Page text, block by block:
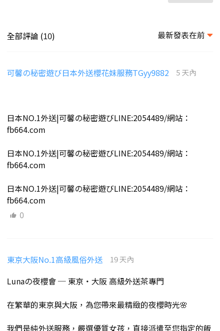
全部評論 (10) 最新發表在前
可馨の秘密遊び日本外送櫻花妹服務TGyy9882 5 天內
日本NO.1外送|可馨の秘密遊びLINE:2054489/網站：
fb664.com
日本NO.1外送|可馨の秘密遊びLINE:2054489/網站：
fb664.com
日本NO.1外送|可馨の秘密遊びLINE:2054489/網站：
fb664.com
0
東京大阪No.1高級風俗外送 19 天內
Lunaの夜櫻會 ─ 東京・大阪 高級外送茶專門
在繁華的東京與大阪，為您帶來最精緻的夜櫻時光🌸
我們是純外送服務，嚴選優質女孩，直接派遣至您指定的飯